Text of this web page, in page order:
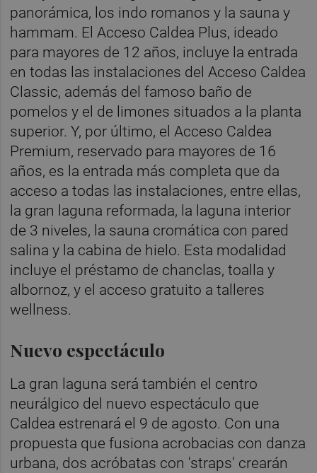
panorámica, los indo romanos y la sauna y
hammam. El Acceso Caldea Plus, ideado
para mayores de 12 años, incluye la entrada
en todas las instalaciones del Acceso Caldea
Classic, además del famoso baño de
pomelos y el de limones situados a la planta
superior. Y, por último, el Acceso Caldea
Premium, reservado para mayores de 16
años, es la entrada más completa que da
acceso a todas las instalaciones, entre ellas,
la gran laguna reformada, la laguna interior
de 3 niveles, la sauna cromática con pared
salina y la cabina de hielo. Esta modalidad
incluye el préstamo de chanclas, toalla y
albornoz, y el acceso gratuito a talleres
wellness.
Nuevo espectáculo
La gran laguna será también el centro
neurálgico del nuevo espectáculo que
Caldea estrenará el 9 de agosto. Con una
propuesta que fusiona acrobacias con danza
urbana, dos acróbatas con 'straps' crearán